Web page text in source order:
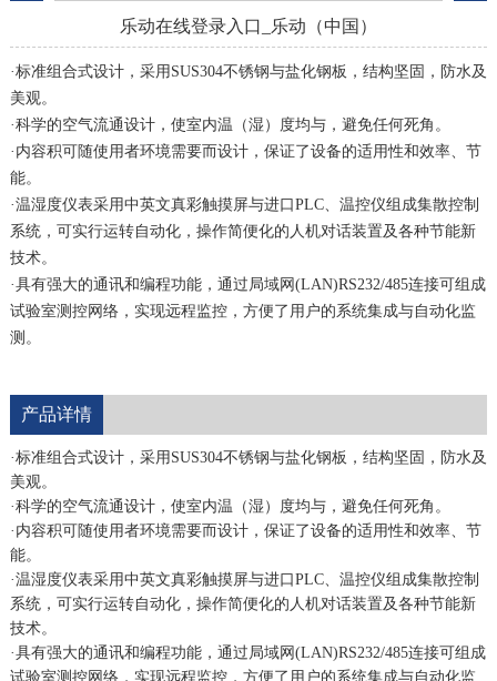
乐动在线登录入口_乐动（中国）
·标准组合式设计，采用SUS304不锈钢与盐化钢板，结构坚固，防水及
美观。
·科学的空气流通设计，使室内温（湿）度均与，避免任何死角。
·内容积可随使用者环境需要而设计，保证了设备的适用性和效率、节
能。
·温湿度仪表采用中英文真彩触摸屏与进口PLC、温控仪组成集散控制
系统，可实行运转自动化，操作简便化的人机对话装置及各种节能新
技术。
·具有强大的通讯和编程功能，通过局域网(LAN)RS232/485连接可组成
试验室测控网络，实现远程监控，方便了用户的系统集成与自动化监
测。
产品详情
·标准组合式设计，采用SUS304不锈钢与盐化钢板，结构坚固，防水及
美观。
·科学的空气流通设计，使室内温（湿）度均与，避免任何死角。
·内容积可随使用者环境需要而设计，保证了设备的适用性和效率、节
能。
·温湿度仪表采用中英文真彩触摸屏与进口PLC、温控仪组成集散控制
系统，可实行运转自动化，操作简便化的人机对话装置及各种节能新
技术。
·具有强大的通讯和编程功能，通过局域网(LAN)RS232/485连接可组成
试验室测控网络，实现远程监控，方便了用户的系统集成与自动化监